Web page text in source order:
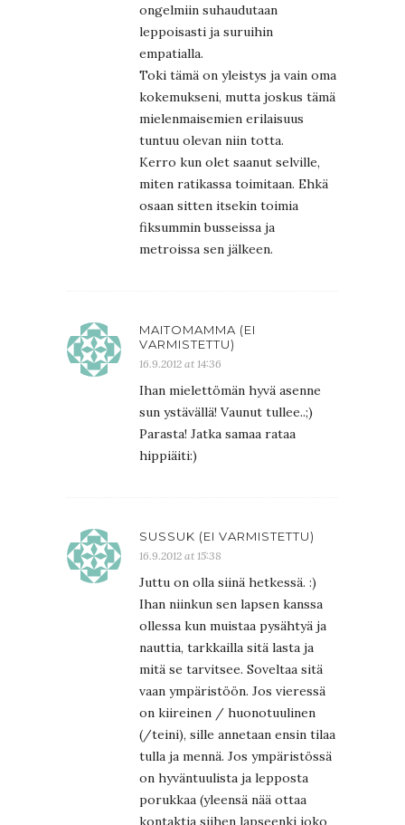
ongelmiin suhaudutaan
leppoisasti ja suruihin
empatialla.
Toki tämä on yleistys ja vain oma
kokemukseni, mutta joskus tämä
mielenmaisemien erilaisuus
tuntuu olevan niin totta.
Kerro kun olet saanut selville,
miten ratikassa toimitaan. Ehkä
osaan sitten itsekin toimia
fiksummin busseissa ja
metroissa sen jälkeen.
MAITOMAMMA (EI
VARMISTETTU)
16.9.2012 at 14:36
Ihan mielettömän hyvä asenne
sun ystävällä! Vaunut tullee..;)
Parasta! Jatka samaa rataa
hippiäiti:)
SUSSUK (EI VARMISTETTU)
16.9.2012 at 15:38
Juttu on olla siinä hetkessä. :)
Ihan niinkun sen lapsen kanssa
ollessa kun muistaa pysähtyä ja
nauttia, tarkkailla sitä lasta ja
mitä se tarvitsee. Soveltaa sitä
vaan ympäristöön. Jos vieressä
on kiireinen / huonotuulinen
(/teini), sille annetaan ensin tilaa
tulla ja mennä. Jos ympäristössä
on hyväntuulista ja lepposta
porukkaa (yleensä nää ottaa
kontaktia siihen lapseenki joko